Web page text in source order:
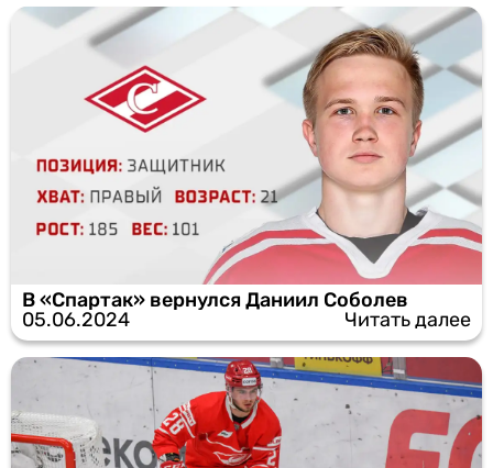
В «Спартак» вернулся Даниил Соболев
05.06.2024
Читать далее